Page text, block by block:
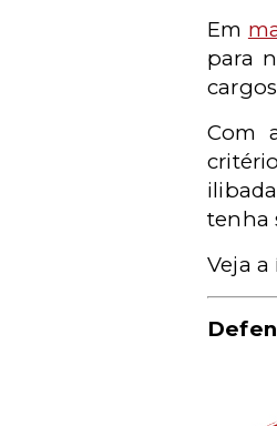
Em
para
Com
tenha
Veja